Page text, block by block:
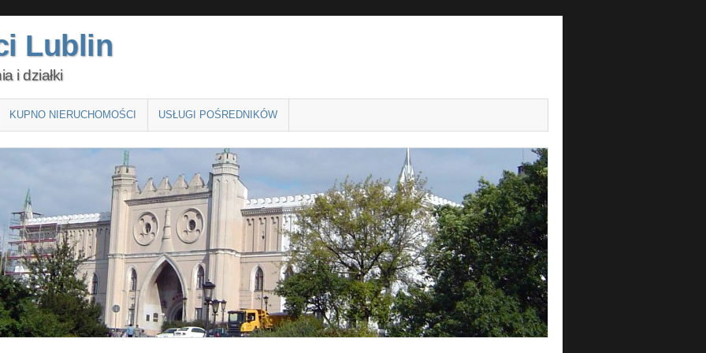
Lublin
i działki
KUPNO NIERUCHOMOŚCI USŁUGI POŚREDNIKÓW